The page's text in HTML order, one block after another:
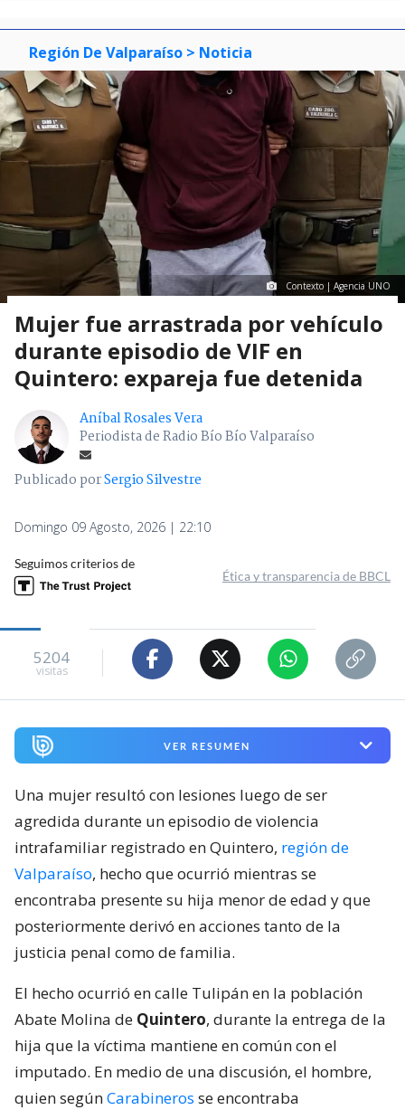
Región De Valparaíso > Noticia
Contexto | Agencia UNO
Mujer fue arrastrada por vehículo
durante episodio de VIF en
Quintero: expareja fue detenida
Aníbal Rosales Vera
Periodista de Radio Bío Bío Valparaíso
Publicado porSergio Silvestre
Domingo 09 Agosto, 2026 | 22:10
Seguimos criterios de
Ética y transparencia de BBCL
5204
visitas
VER RESUMEN
Una mujer resultó con lesiones luego de ser
agredida durante un episodio de violencia
intrafamiliar registrado en Quintero, región de
Valparaíso, hecho que ocurrió mientras se
encontraba presente su hija menor de edad y que
posteriormente derivó en acciones tanto de la
justicia penal como de familia.
El hecho ocurrió en calle Tulipán en la población
Abate Molina de Quintero, durante la entrega de la
hija que la víctima mantiene en común con el
imputado. En medio de una discusión, el hombre,
quien segúnCarabineros se encontraba